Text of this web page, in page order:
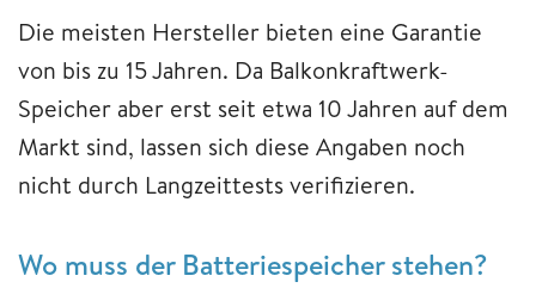
Die meisten Hersteller bieten eine Garantie
von bis zu 15 Jahren. Da Balkonkraftwerk-
Speicher aber erst seit etwa 10 Jahren auf dem
Markt sind, lassen sich diese Angaben noch
nicht durch Langzeittests verifizieren.
Wo muss der Batteriespeicher stehen?